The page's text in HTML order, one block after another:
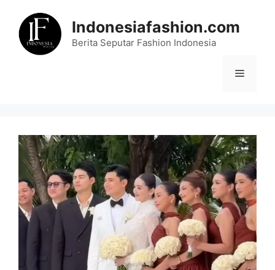
content
Indonesiafashion.com
Berita Seputar Fashion Indonesia
Menu